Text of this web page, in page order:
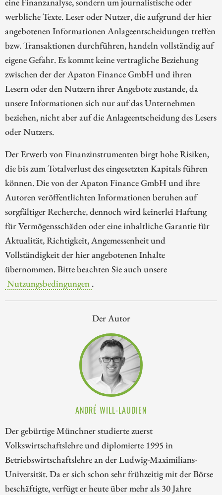
werbliche Texte. Leser oder Nutzer, die aufgrund der hier
angebotenen Informationen Anlageentscheidungen treffen
bzw. Transaktionen durchführen, handeln vollständig auf
eigene Gefahr. Es kommt keine vertragliche Beziehung
zwischen der der Apaton Finance GmbH und ihren
Lesern oder den Nutzern ihrer Angebote zustande, da
unsere Informationen sich nur auf das Unternehmen
beziehen, nicht aber auf die Anlageentscheidung des Lesers
oder Nutzers.
Der Erwerb von Finanzinstrumenten birgt hohe Risiken,
die bis zum Totalverlust des eingesetzten Kapitals führen
können. Die von der Apaton Finance GmbH und ihre
Autoren veröffentlichten Informationen beruhen auf
sorgfältiger Recherche, dennoch wird keinerlei Haftung
für Vermögensschäden oder eine inhaltliche Garantie für
Aktualität, Richtigkeit, Angemessenheit und
Vollständigkeit der hier angebotenen Inhalte
übernommen. Bitte beachten Sie auch unsere
Nutzungsbedingungen .
Der Autor
ANDRÉ WILL-LAUDIEN
Der gebürtige Münchner studierte zuerst
Volkswirtschaftslehre und diplomierte 1995 in
Betriebswirtschaftslehre an der Ludwig-Maximilians-
Universität. Da er sich schon sehr frühzeitig mit der Börse
beschäftigte, verfügt er heute über mehr als 30 Jahre